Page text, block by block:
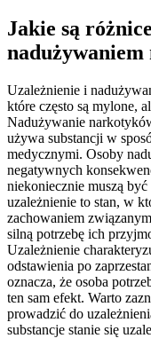
Jakie są
Uzależnienie i
które często są mylone,
Nadużywanie
używa substancji w
medycznymi. Osoby
negatywnych
niekoniecznie muszą
uzależnienie to stan, w
zachowaniem
silną potrzebę ich
Uzależnienie
odstawienia po
oznacza, że osoba
ten sam efekt. Warto
prowadzić do
substancje stanie się